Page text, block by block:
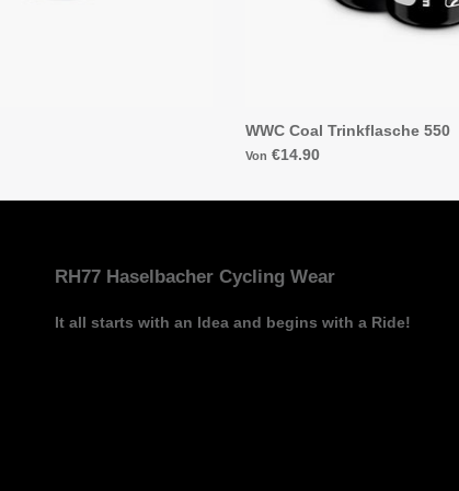
WWC Coal Trinkflasche 550
Von €14.90
RH77 Haselbacher Cycling Wear
It all starts with an Idea and begins with a Ride!